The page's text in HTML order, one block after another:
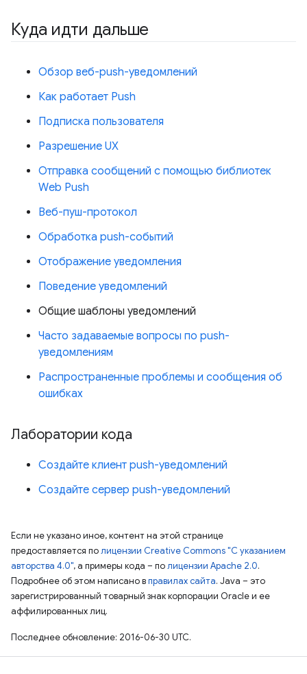
Куда идти дальше
Обзор веб-push-уведомлений
Как работает Push
Подписка пользователя
Разрешение UX
Отправка сообщений с помощью библиотек
Web Push
Веб-пуш-протокол
Обработка push-событий
Отображение уведомления
Поведение уведомлений
Общие шаблоны уведомлений
Часто задаваемые вопросы по push-
уведомлениям
Распространенные проблемы и сообщения об
ошибках
Лаборатории кода
Создайте клиент push-уведомлений
Создайте сервер push-уведомлений
Если не указано иное, контент на этой странице
предоставляется полицензии Creative Commons "С указанием
авторства 4.0", а примеры кода – полицензии Apache 2.0.
Подробнее об этом написано вправилах сайта. Java – это
зарегистрированный товарный знак корпорации Oracle и ее
аффилированных лиц.
Последнее обновление: 2016-06-30 UTC.